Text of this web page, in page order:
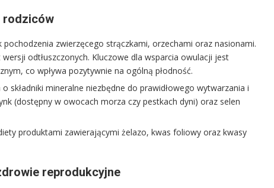
rodziców
pochodzenia zwierzęcego strączkami, orzechami oraz nasionami.
odtłuszczonych. Kluczowe dla wsparcia owulacji jest
co wpływa pozytywnie na ogólną płodność.
składniki mineralne niezbędne do prawidłowego wytwarzania i
(dostępny w owocach morza czy pestkach dyni) oraz selen
produktami zawierającymi żelazo, kwas foliowy oraz kwasy
reprodukcyjne